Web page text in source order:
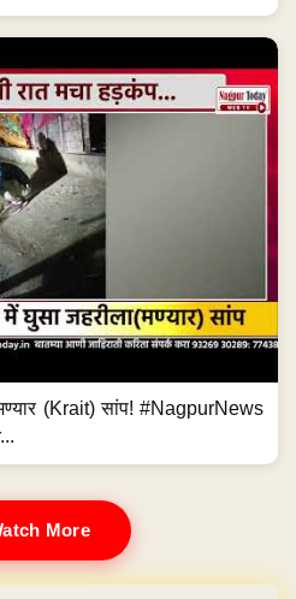
(Krait) सांप! #NagpurNews
More